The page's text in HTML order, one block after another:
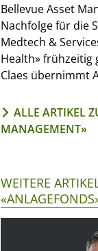
Bellevue Asset
Nachfolge für die
Medtech &
Health» frühzeitig
Claes übernimmt
ALLE ARTIKEL
MANAGEMENT»
WEITERE